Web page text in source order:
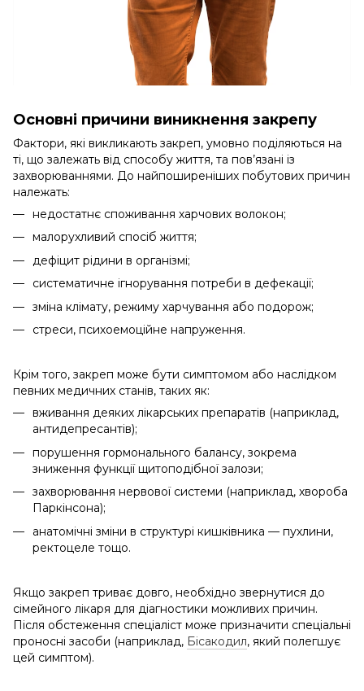
Основні причини виникнення закрепу
Фактори, які викликають закреп, умовно поділяються на
ті, що залежать від способу життя, та пов’язані із
захворюваннями. До найпоширеніших побутових причин
належать:
недостатнє споживання харчових волокон;
малорухливий спосіб життя;
дефіцит рідини в організмі;
систематичне ігнорування потреби в дефекації;
зміна клімату, режиму харчування або подорож;
стреси, психоемоційне напруження.
Крім того, закреп може бути симптомом або наслідком
певних медичних станів, таких як:
вживання деяких лікарських препаратів (наприклад,
антидепресантів);
порушення гормонального балансу, зокрема
зниження функції щитоподібної залози;
захворювання нервової системи (наприклад, хвороба
Паркінсона);
анатомічні зміни в структурі кишківника — пухлини,
ректоцеле тощо.
Якщо закреп триває довго, необхідно звернутися до
сімейного лікаря для діагностики можливих причин.
Після обстеження спеціаліст може призначити спеціальні
проносні засоби (наприклад, Бісакодил, який полегшує
цей симптом).